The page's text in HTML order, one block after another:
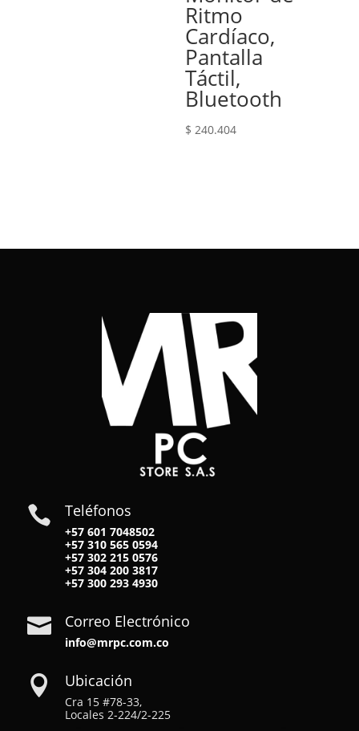
Ritmo
Cardíaco,
Pantalla
Táctil,
Bluetooth
$ 240.404
 Teléfonos
+57 601 7048502
+57310 565 0594
+57302 215 0576
+57304 200 3817
+57300 293 4930
 Correo Electrónico
info@mrpc.com.co
 Ubicación
Cra 15 #78-33,
Locales 2-224/2-225